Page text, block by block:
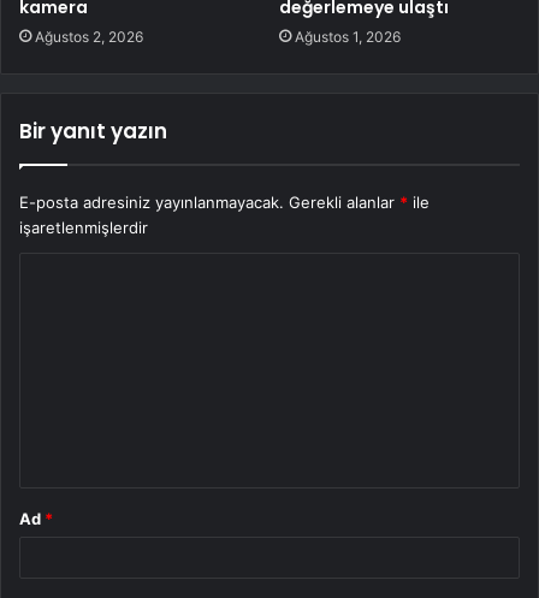
kamera
Ağustos 2, 2026
değerlemeye ulaştı
Ağustos 1, 2026
Bir yanıt yazın
E-posta adresiniz yayınlanmayacak. Gerekli alanlar * ile
işaretlenmişlerdir
Ad *